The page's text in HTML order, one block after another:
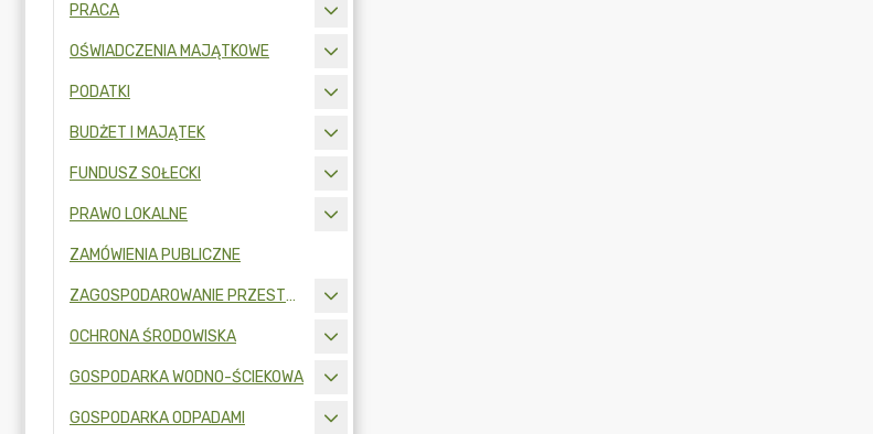
PRACA
OŚWIADCZENIA MAJĄTKOWE
PODATKI
BUDŻET I MAJĄTEK
FUNDUSZ SOŁECKI
PRAWO LOKALNE
ZAMÓWIENIA PUBLICZNE
ZAGOSPODAROWANIE PRZESTRZENNE
OCHRONA ŚRODOWISKA
GOSPODARKA WODNO-ŚCIEKOWA
GOSPODARKA ODPADAMI